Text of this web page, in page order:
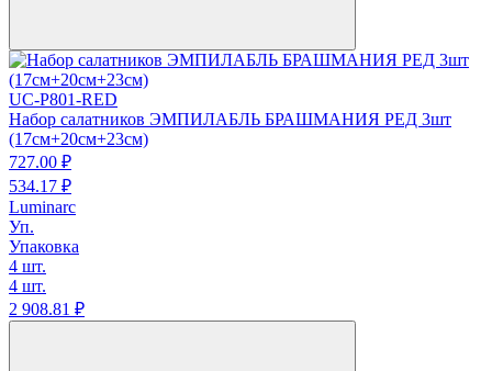
UC-P801-RED
Набор салатников ЭМПИЛАБЛЬ БРАШМАНИЯ РЕД 3шт
(17см+20см+23см)
727.00 ₽
534.17 ₽
Luminarc
Уп.
Упаковка
4 шт.
4 шт.
2 908.81 ₽